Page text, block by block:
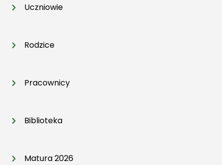
Uczniowie
Rodzice
Pracownicy
Biblioteka
Matura 2026